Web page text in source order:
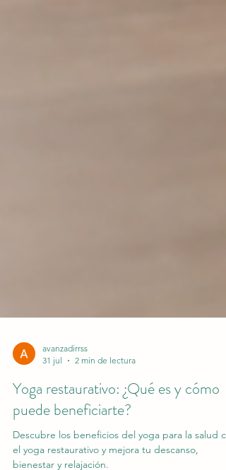
31 jul
2 min de lectura
Yoga restaurativo: ¿Qué es y cómo
puede beneficiarte?
Descubre los beneficios del yoga para la salud